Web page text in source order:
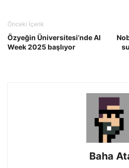
Önceki İçerik
Özyeğin Üniversitesi’nde AI
Week 2025 başlıyor
Baha